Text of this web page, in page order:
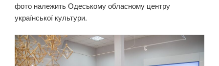
фото належить Одеському обласному центру
української культури.